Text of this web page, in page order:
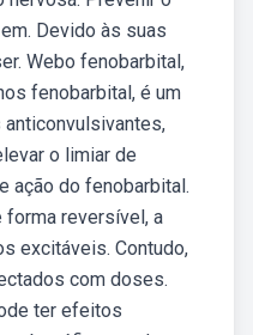
Devido às suas
Webo fenobarbital,
fenobarbital, é um
o limiar de
ação do fenobarbital.
forma reversível, a
excitáveis. Contudo,
com doses.
ter efeitos